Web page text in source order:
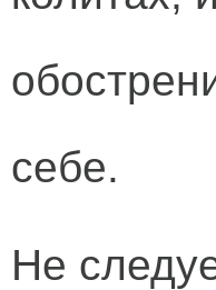
себе.
Не